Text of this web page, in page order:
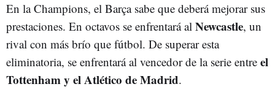
En la Champions, el Barça sabe que deberá mejorar sus
prestaciones. En octavos se enfrentará al Newcastle, un
rival con más brío que fútbol. De superar esta
eliminatoria, se enfrentará al vencedor de la serie entre el
Tottenham y el Atlético de Madrid.